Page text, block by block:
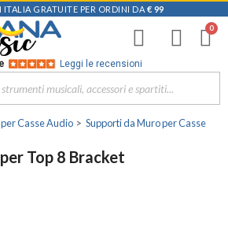
ITALIA GRATUITE PER ORDINI DA € 99
Leggi le recensioni
Casse Audio
Supporti da Muro per Casse
Top 8 Bracket